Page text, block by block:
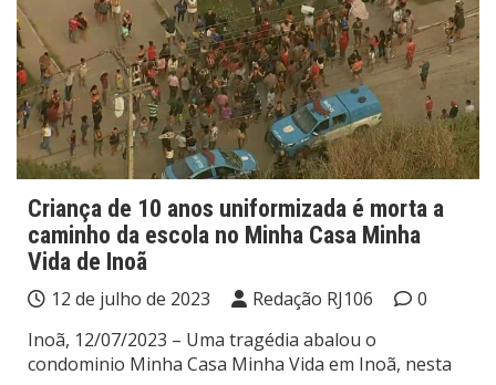
Criança de 10 anos uniformizada é morta a
caminho da escola no Minha Casa Minha
Vida de Inoã
12 de julho de 2023 Redação RJ106
0
Inoã, 12/07/2023 – Uma tragédia abalou o
condominio Minha Casa Minha Vida em Inoã, nesta